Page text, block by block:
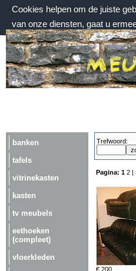
Cookies helpen om de juiste
van onze diensten, gaat u
vrijdag 7 augustus 2026, 11:19 uur
Welkom bij Meubelmarktplein.nl
banken
tafels
vitrinekasten
kasten
tv meubels
eethoeken
(compleet)
vloerkleden
Trefwoord:
Pagina: 1 2 |
€ 200